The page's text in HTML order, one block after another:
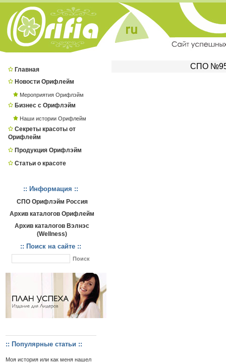
Главная
Новости Орифлейм
Мероприятия Орифлэйм
Бизнес с Орифлэйм
Наши истории Орифлейм
Секреты красоты от
Орифлейм
Продукция Орифлэйм
Статьи о красоте
:: Информация ::
СПО Орифлэйм Россия
Архив каталогов Орифлейм
Архив каталогов Вэлнэс
(Wellness)
:: Поиск на сайте ::
:: Популярные статьи ::
Моя история или как меня нашел
СПО